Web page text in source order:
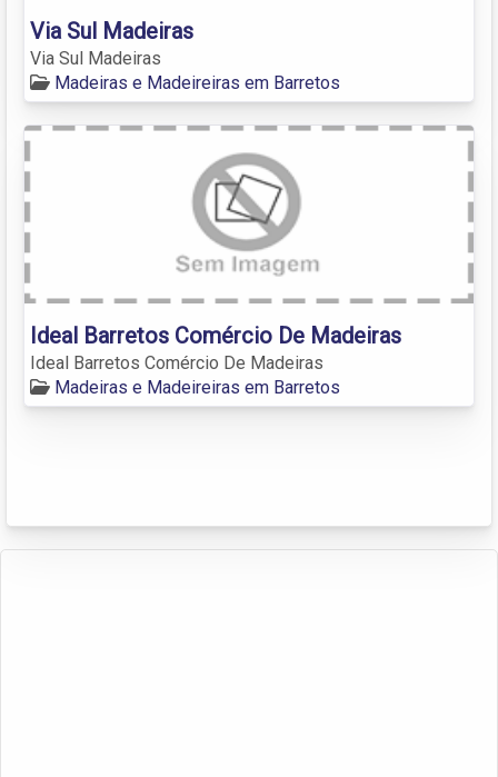
Via Sul Madeiras
Via Sul Madeiras
Madeiras e Madeireiras em Barretos
Ideal Barretos Comércio De Madeiras
Ideal Barretos Comércio De Madeiras
Madeiras e Madeireiras em Barretos